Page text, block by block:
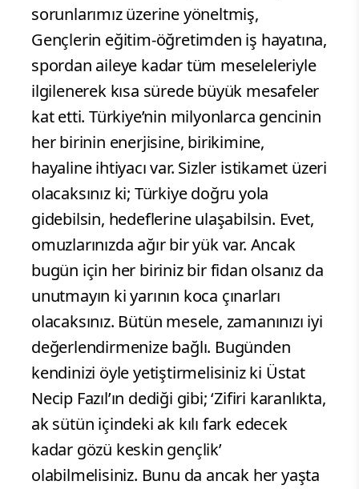
sorunlarımız üzerine yöneltmiş,
Gençlerin eğitim-öğretimden iş hayatına,
spordan aileye kadar tüm meseleleriyle
ilgilenerek kısa sürede büyük mesafeler
kat etti. Türkiye’nin milyonlarca gencinin
her birinin enerjisine, birikimine,
hayaline ihtiyacı var. Sizler istikamet üzeri
olacaksınız ki; Türkiye doğru yola
gidebilsin, hedeflerine ulaşabilsin. Evet,
omuzlarınızda ağır bir yük var. Ancak
bugün için her biriniz bir fidan olsanız da
unutmayın ki yarının koca çınarları
olacaksınız. Bütün mesele, zamanınızı iyi
değerlendirmenize bağlı. Bugünden
kendinizi öyle yetiştirmelisiniz ki Üstat
Necip Fazıl’ın dediği gibi; ‘Zifiri karanlıkta,
ak sütün içindeki ak kılı fark edecek
kadar gözü keskin gençlik’
olabilmelisiniz. Bunu da ancak her yaşta